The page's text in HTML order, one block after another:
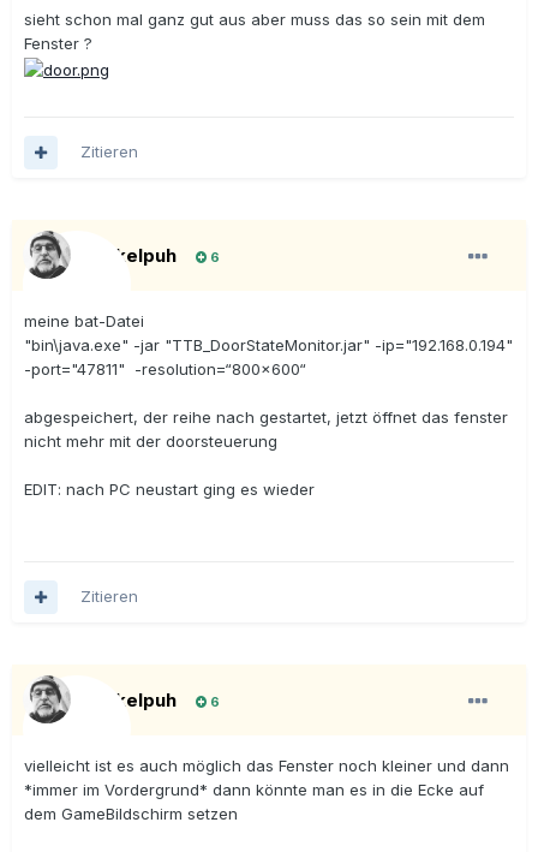
sieht schon mal ganz gut aus aber muss das so sein mit dem
Fenster ?
Zitieren
Onkelpuh 6
meine bat-Datei
"bin\java.exe" -jar "TTB_DoorStateMonitor.jar" -ip="192.168.0.194"
-port="47811" -resolution=“800x600“
abgespeichert, der reihe nach gestartet, jetzt öffnet das fenster
nicht mehr mit der doorsteuerung
EDIT: nach PC neustart ging es wieder
Zitieren
Onkelpuh 6
vielleicht ist es auch möglich das Fenster noch kleiner und dann
*immer im Vordergrund* dann könnte man es in die Ecke auf
dem GameBildschirm setzen